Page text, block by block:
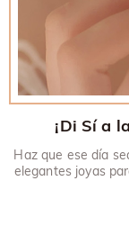
¡Di Sí a
Haz que ese día
elegantes joyas